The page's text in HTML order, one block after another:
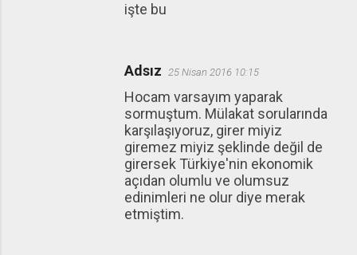
işte bu
Adsız 25 Nisan 2016 10:15
Hocam varsayım yaparak
sormuştum. Mülakat sorularında
karşılaşıyoruz, girer miyiz
giremez miyiz şeklinde değil de
girersek Türkiye'nin ekonomik
açıdan olumlu ve olumsuz
edinimleri ne olur diye merak
etmiştim.